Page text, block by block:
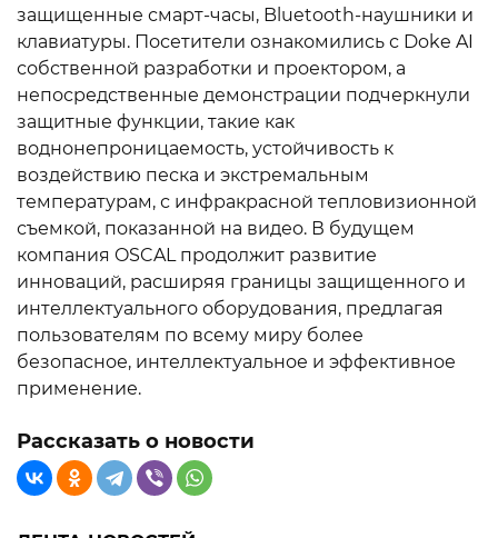
защищенные смарт-часы, Bluetooth-наушники и
клавиатуры. Посетители ознакомились с Doke AI
собственной разработки и проектором, а
непосредственные демонстрации подчеркнули
защитные функции, такие как
воднонепроницаемость, устойчивость к
воздействию песка и экстремальным
температурам, с инфракрасной тепловизионной
съемкой, показанной на видео. В будущем
компания OSCAL продолжит развитие
инноваций, расширяя границы защищенного и
интеллектуального оборудования, предлагая
пользователям по всему миру более
безопасное, интеллектуальное и эффективное
применение.
Рассказать о новости